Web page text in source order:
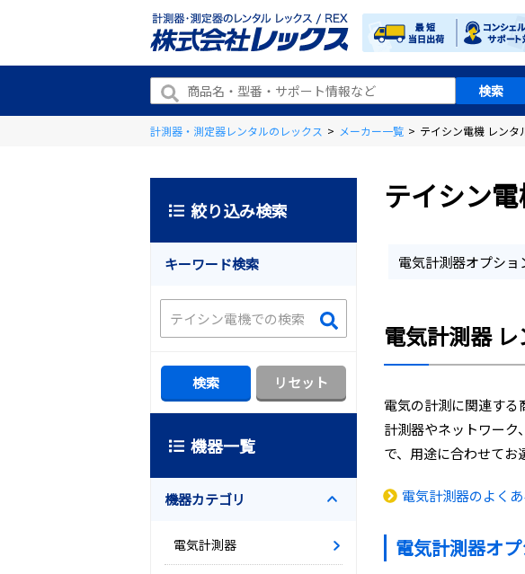
計測器・測定器レンタルのレックス > メーカー一覧 > テイシン電機 レンタ
テイシン
電気計測器オプショ
電気計測器
電気の計測に関連す
計測器やネットワーク
で、用途に合わせてお
電気計測器のよく
電気計測器オ
絞り込み検索
キーワード検索
機器一覧
機器カテゴリ
電気計測器